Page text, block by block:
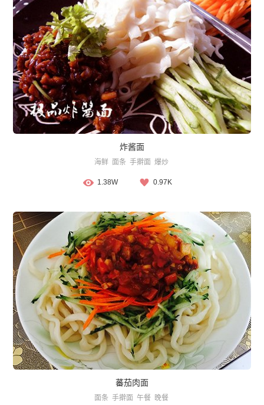
炸酱面
海鲜 面条 手擀面 爆炒
1.38W 0.97K
蕃茄肉面
面条 手擀面 午餐 晚餐